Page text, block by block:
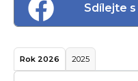
Sdílejte
Rok 2026 2025